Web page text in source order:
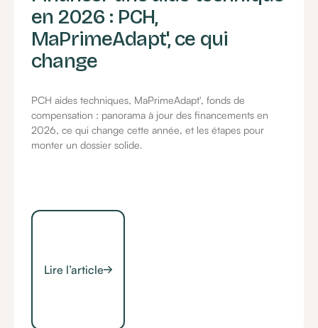
en 2026 : PCH,
MaPrimeAdapt', ce qui
change
PCH aides techniques, MaPrimeAdapt', fonds de
compensation : panorama à jour des financements en
2026, ce qui change cette année, et les étapes pour
monter un dossier solide.
Lire l’article